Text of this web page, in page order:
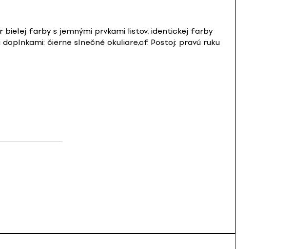
farby s jemnými prvkami listov, identickej farby
čierne slnečné okuliare,cf. Postoj: pravú ruku